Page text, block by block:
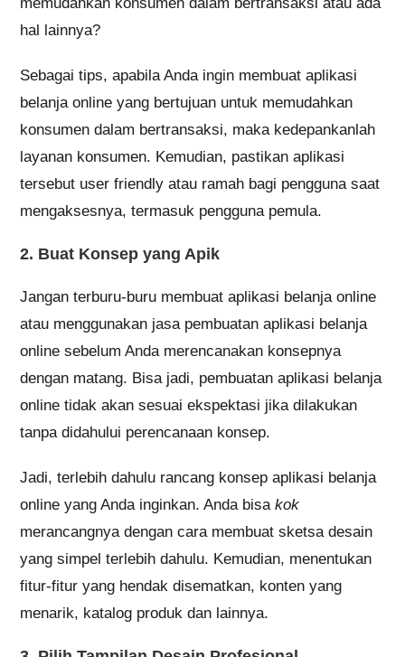
hal lainnya?
Sebagai tips, apabila Anda ingin membuat aplikasi
belanja online yang bertujuan untuk memudahkan
konsumen dalam bertransaksi, maka kedepankanlah
layanan konsumen. Kemudian, pastikan aplikasi
tersebut user friendly atau ramah bagi pengguna saat
mengaksesnya, termasuk pengguna pemula.
2. Buat Konsep yang Apik
Jangan terburu-buru membuat aplikasi belanja online
atau menggunakan jasa pembuatan aplikasi belanja
online sebelum Anda merencanakan konsepnya
dengan matang. Bisa jadi, pembuatan aplikasi belanja
online tidak akan sesuai ekspektasi jika dilakukan
tanpa didahului perencanaan konsep.
Jadi, terlebih dahulu rancang konsep aplikasi belanja
online yang Anda inginkan. Anda bisakok
merancangnya dengan cara membuat sketsa desain
yang simpel terlebih dahulu. Kemudian, menentukan
fitur-fitur yang hendak disematkan, konten yang
menarik, katalog produk dan lainnya.